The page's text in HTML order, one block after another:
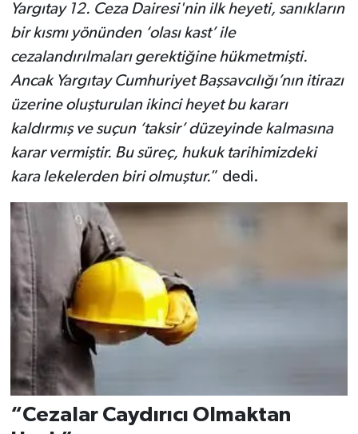
Yargıtay 12. Ceza Dairesi'nin ilk heyeti, sanıkların
bir kısmı yönünden ‘olası kast’ ile
cezalandırılmaları gerektiğine hükmetmişti.
Ancak Yargıtay Cumhuriyet Başsavcılığı’nın itirazı
üzerine oluşturulan ikinci heyet bu kararı
kaldırmış ve suçun ‘taksir’ düzeyinde kalmasına
karar vermiştir. Bu süreç, hukuk tarihimizdeki
kara lekelerden biri olmuştur.” dedi.
“Cezalar Caydırıcı Olmaktan